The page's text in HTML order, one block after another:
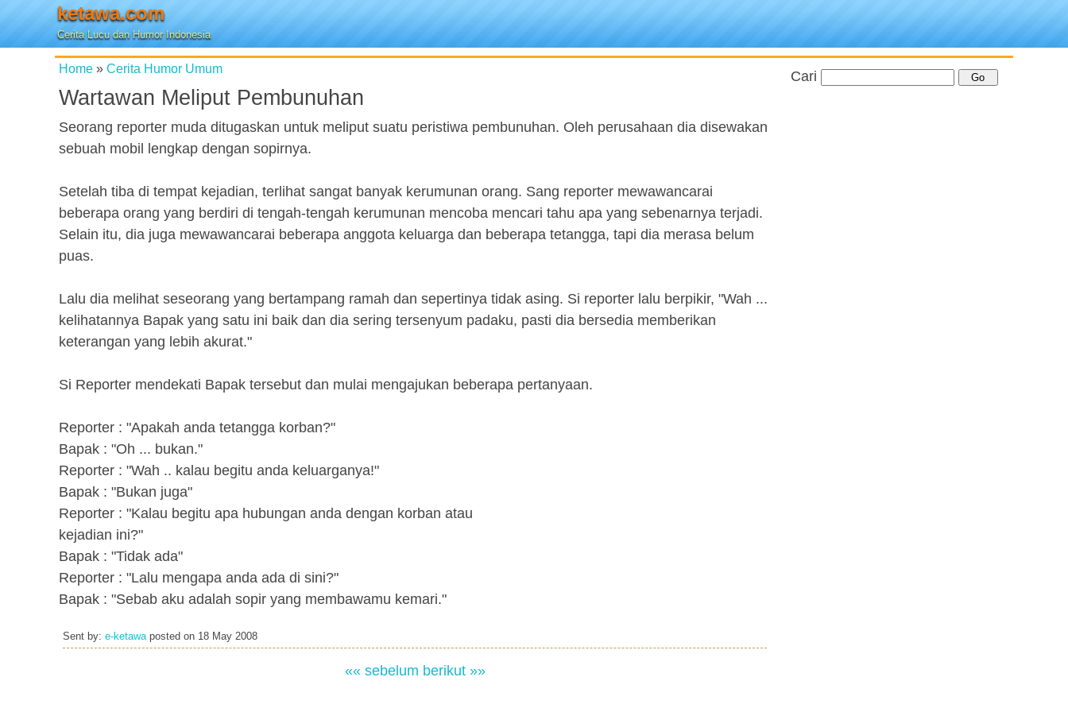
ketawa.com
Cerita Lucu dan Humor Indonesia
Home » Cerita Humor Umum
Wartawan Meliput Pembunuhan
Seorang reporter muda ditugaskan untuk meliput suatu peristiwa pembunuhan. Oleh perusahaan dia disewakan
sebuah mobil lengkap dengan sopirnya.
Setelah tiba di tempat kejadian, terlihat sangat banyak kerumunan orang. Sang reporter mewawancarai
beberapa orang yang berdiri di tengah-tengah kerumunan mencoba mencari tahu apa yang sebenarnya terjadi.
Selain itu, dia juga mewawancarai beberapa anggota keluarga dan beberapa tetangga, tapi dia merasa belum
puas.
Lalu dia melihat seseorang yang bertampang ramah dan sepertinya tidak asing. Si reporter lalu berpikir, "Wah ...
kelihatannya Bapak yang satu ini baik dan dia sering tersenyum padaku, pasti dia bersedia memberikan
keterangan yang lebih akurat."
Si Reporter mendekati Bapak tersebut dan mulai mengajukan beberapa pertanyaan.
Reporter : "Apakah anda tetangga korban?"
Bapak : "Oh ... bukan."
Reporter : "Wah .. kalau begitu anda keluarganya!"
Bapak : "Bukan juga"
Reporter : "Kalau begitu apa hubungan anda dengan korban atau
kejadian ini?"
Bapak : "Tidak ada"
Reporter : "Lalu mengapa anda ada di sini?"
Bapak : "Sebab aku adalah sopir yang membawamu kemari."
Sent by: e-ketawaposted on 18 May 2008
«« sebelum berikut »»
Cari